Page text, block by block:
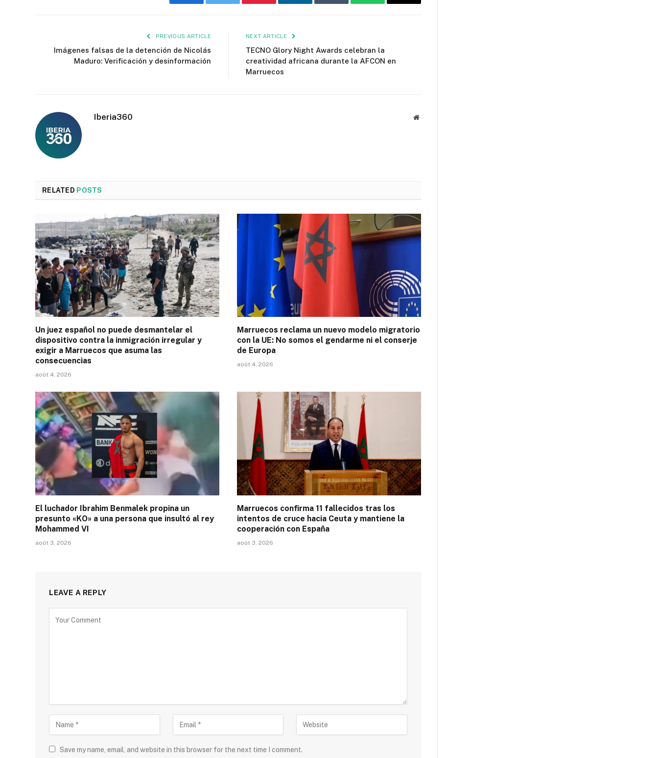
Facebook Twitter Pinterest LinkedIn Tumblr WhatsAppEmail
PREVIOUS ARTICLE
Imágenes falsas de la detención de Nicolás
Maduro: Verificación y desinformación
NEXT ARTICLE
TECNO Glory Night Awards celebran la
creatividad africana durante la AFCON en
Marruecos
Iberia360 Website
RELATED POSTS
Un juez español no puede desmantelar el
dispositivo contra la inmigración irregular y
exigir a Marruecos que asuma las
consecuencias
août 4, 2026
Marruecos reclama un nuevo modelo migratorio
con la UE: No somos el gendarme ni el conserje
de Europa
août 4, 2026
El luchador Ibrahim Benmalek propina un
presunto «KO» a una persona que insultó al rey
Mohammed VI
août 3, 2026
Marruecos confirma 11 fallecidos tras los
intentos de cruce hacia Ceuta y mantiene la
cooperación con España
août 3, 2026
LEAVE A REPLY
Save my name, email, and website in this browser for the next time I comment.